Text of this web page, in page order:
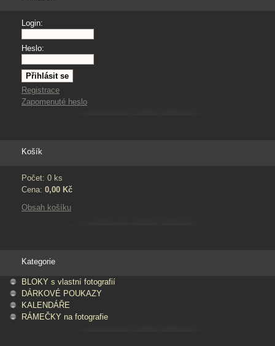
Login:
Heslo:
Registrace
Zapomenuté heslo
Košík
Počet: 0 ks
Cena: 0,00 Kč
Obsah košíku
Kategorie
BLOKY s vlastní fotografií
DÁRKOVÉ POUKAZY
KALENDÁŘE
RÁMEČKY na fotografie